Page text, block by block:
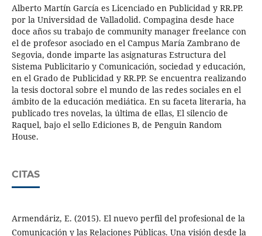
Alberto Martín García es Licenciado en Publicidad y RR.PP.
por la Universidad de Valladolid. Compagina desde hace
doce años su trabajo de community manager freelance con
el de profesor asociado en el Campus María Zambrano de
Segovia, donde imparte las asignaturas Estructura del
Sistema Publicitario y Comunicación, sociedad y educación,
en el Grado de Publicidad y RR.PP. Se encuentra realizando
la tesis doctoral sobre el mundo de las redes sociales en el
ámbito de la educación mediática. En su faceta literaria, ha
publicado tres novelas, la última de ellas, El silencio de
Raquel, bajo el sello Ediciones B, de Penguin Random
House.
CITAS
Armendáriz, E. (2015). El nuevo perfil del profesional de la
Comunicación y las Relaciones Públicas. Una visión desde la